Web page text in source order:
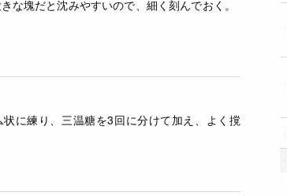
な塊だと沈みやすいので、細く刻んでおく。
に練り、三温糖を3回に分けて加え、よく撹